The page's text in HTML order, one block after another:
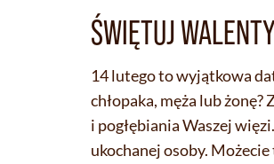
ŚWIĘTUJ
14 lutego to wyjątkowa
chłopaka, męża lub
i pogłębiania Waszej
ukochanej osoby.